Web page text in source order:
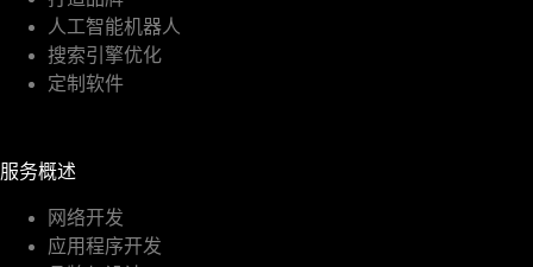
人工智能机器人
搜索引擎优化
定制软件
服务概述
网络开发
应用程序开发